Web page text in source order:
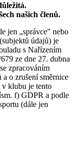
našich členů.
jen „správce" nebo
údajů) je
s Nařízením
ze dne 27. dubna
zpracováním
o zrušení směrnice
klubu je tento
f) GDPR a podle
(dále jen